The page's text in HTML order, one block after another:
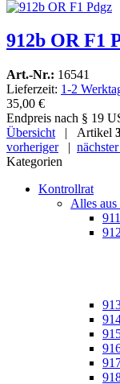
912b OR F1
Art.-Nr.: 16541
Lieferzeit: 1-2
35,00 €
Endpreis nach § 19
Übersicht | Artikel
vorheriger|
Kategorien
Kontrollrat
Alles
911
912